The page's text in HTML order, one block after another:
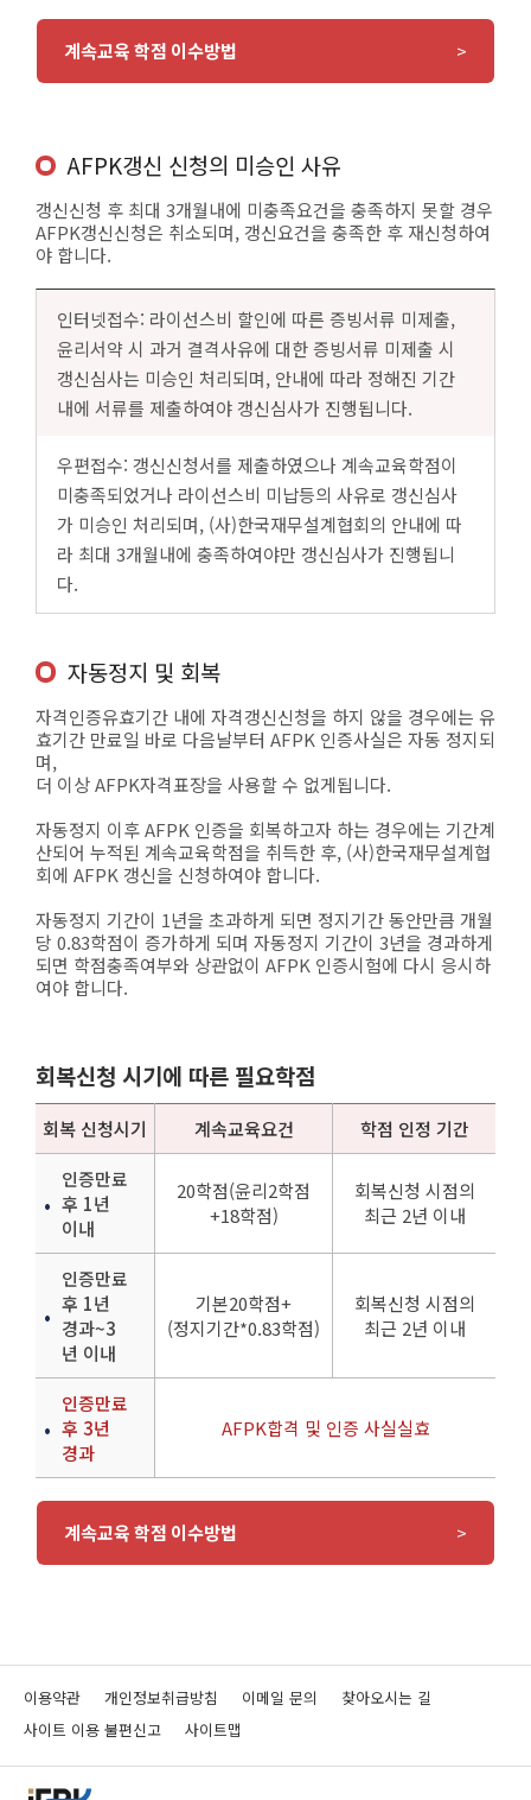
계속교육 학점 이수방법
AFPK갱신 신청의 미승인 사유
갱신신청 후 최대 3개월내에 미충족요건을 충족하지 못할 경우
AFPK갱신신청은 취소되며, 갱신요건을 충족한 후 재신청하여
야 합니다.
인터넷접수: 라이선스비 할인에 따른 증빙서류 미제출,
윤리서약 시 과거 결격사유에 대한 증빙서류 미제출 시
갱신심사는 미승인 처리되며, 안내에 따라 정해진 기간
내에 서류를 제출하여야 갱신심사가 진행됩니다.
우편접수: 갱신신청서를 제출하였으나 계속교육학점이
미충족되었거나 라이선스비 미납등의 사유로 갱신심사
가 미승인 처리되며, (사)한국재무설계협회의 안내에 따
라 최대 3개월내에 충족하여야만 갱신심사가 진행됩니
다.
자동정지 및 회복
자격인증유효기간 내에 자격갱신신청을 하지 않을 경우에는 유
효기간 만료일 바로 다음날부터 AFPK 인증사실은 자동 정지되
며,
더 이상 AFPK자격표장을 사용할 수 없게됩니다.
자동정지 이후 AFPK 인증을 회복하고자 하는 경우에는 기간계
산되어 누적된 계속교육학점을 취득한 후, (사)한국재무설계협
회에 AFPK 갱신을 신청하여야 합니다.
자동정지 기간이 1년을 초과하게 되면 정지기간 동안만큼 개월
당 0.83학점이 증가하게 되며 자동정지 기간이 3년을 경과하게
되면 학점충족여부와 상관없이 AFPK 인증시험에 다시 응시하
여야 합니다.
회복신청 시기에 따른 필요학점
회복 신청시기 계속교육요건
학점 인정 기간
인증만료
후 1년
이내
20학점(윤리2학점
+18학점)
회복신청 시점의
최근 2년 이내
인증만료
후 1년
경과~3
년 이내
기본20학점+
(정지기간*0.83학점)
회복신청 시점의
최근 2년 이내
인증만료
후 3년
경과
AFPK합격 및 인증 사실실효
계속교육 학점 이수방법
이용약관 개인정보취급방침 이메일 문의
찾아오시는 길
사이트 이용 불편신고
사이트맵